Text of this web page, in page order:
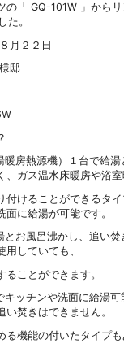
の「 GQ-101W 」から
た。
月２２日
邸
房熱源機）１台で給湯
、ガス温水床暖房や浴室
付けることができるタ
に給湯が可能です。
お風呂沸かし、追い焚
していても、
ことができます。
ッチンや洗面に給湯
焚きはできません。
機能の付いたタイプも